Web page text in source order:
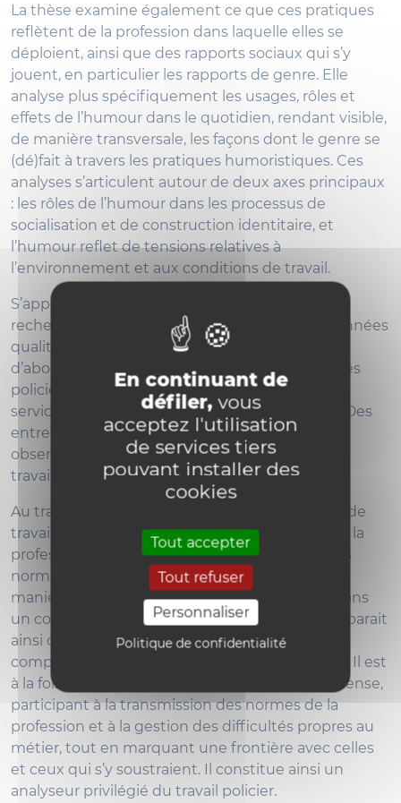
En continuant de
défiler,vous
acceptez l'utilisation
de services tiers
pouvant installer des
cookies
Tout accepter
Tout refuser
Personnaliser
Politique de confidentialité
La thèse examine également ce que ces pratiques
reflètent de la profession dans laquelle elles se
déploient, ainsi que des rapports sociaux qui s’y
jouent, en particulier les rapports de genre. Elle
analyse plus spécifiquement les usages, rôles et
effets de l’humour dans le quotidien, rendant visible,
de manière transversale, les façons dont le genre se
(dé)fait à travers les pratiques humoristiques. Ces
analyses s’articulent autour de deux axes principaux
: les rôles de l’humour dans les processus de
socialisation et de construction identitaire, et
l’humour reflet de tensions relatives à
l’environnement et aux conditions de travail.
S’appuyant sur une démarche abductive, la
recherche repose sur plusieurs collectes de données
qualitatives étalées sur 3 ans. La chercheuse a
d’abord observé l’humour en interaction chez les
policiers et policières, principalement dans un
service d’intervention, et ce via du shadowing. Des
entretiens sont ensuite venus compléter les
observations, visant à recueillir le ressenti des
travailleurs et travailleuses sur le sujet.
Au travers des blagues et anecdotes sur le lieu de
travail, c’est finalement le rapport au travail et à la
profession qui se donne à voir : ses tensions, ses
normes, ses rapports sociaux, mais aussi les
manières de faire corps, de négocier sa place dans
un collectif fortement hiérarchisé. L’humour apparait
ainsi comme une ressource ambivalente, une
compétence qui s’acquiert avec la socialisation. Il est
à la fois outil de cohésion et mécanisme de défense,
participant à la transmission des normes de la
profession et à la gestion des difficultés propres au
métier, tout en marquant une frontière avec celles
et ceux qui s’y soustraient. Il constitue ainsi un
analyseur privilégié du travail policier.